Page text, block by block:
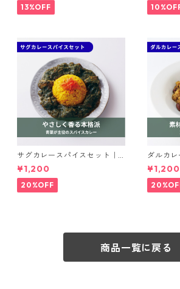
ーズ
13%OFF
サグカレースパイスセット｜s
pice roomスパイスセット
¥1,200
20%OFF
ダルカ
pice
¥1,200
商品一覧に戻る